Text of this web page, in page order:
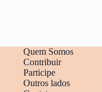
Quem Somos
Contribuir
Participe
Outros lados